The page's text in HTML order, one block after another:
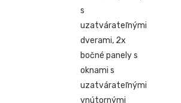
s
uzatvárateľnými
dverami, 2x
bočné panely s
oknami s
uzatvárateľnými
vnútornými